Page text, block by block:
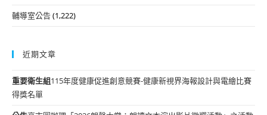
輔導室公告(1,222)
近期文章
重要衛生組115年度健康促進創意競賽-健康新視界海報設計與電繪比賽
得獎名單